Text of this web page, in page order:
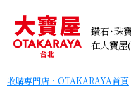
鑽石･珠
在大寶
收購專門店・OTAKARAYA首頁